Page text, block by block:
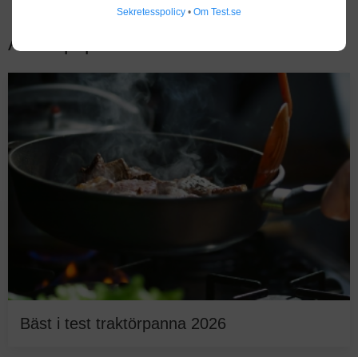
Sekretesspolicy • Om Test.se
Andra populära tester
Bäst i test traktörpanna 2026